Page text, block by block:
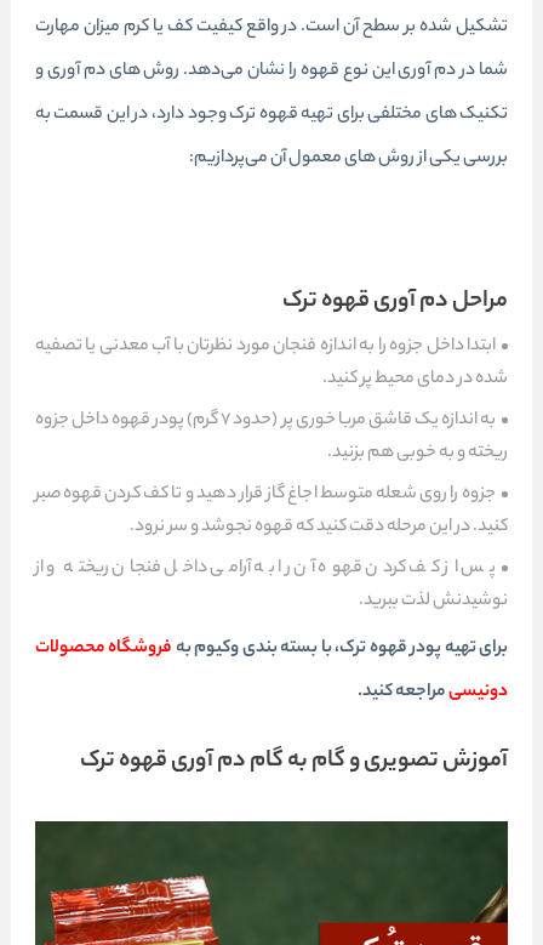
تشکیل شده بر سطح آن است. در واقع کیفیت کف یا کرم میزان مهارت
شما در دم آوری این نوع قهوه را نشان می‌دهد. روش های دم آوری و
تکنیک های مختلفی برای تهیه قهوه ترک وجود دارد، در این قسمت به
بررسی یکی از روش های معمول آن می‌پردازیم:
مراحل دم آوری قهوه ترک
ابتدا داخل جزوه را به اندازه فنجان مورد نظرتان با آب معدنی یا تصفیه
شده در دمای محیط پر کنید.
به اندازه یک قاشق مربا خوری پر (حدود ۷ گرم) پودر قهوه داخل جزوه
ریخته و به خوبی هم بزنید.
جزوه را روی شعله متوسط اجاغ گاز قرار دهید و تا کف کردن قهوه صبر
کنید. در این مرحله دقت کنید که قهوه نجوشد و سر نرود.
پس از کف کردن قهوه آن را به آرامی داخل فنجان ریخته و از
نوشیدنش لذت ببرید.
برای تهیه پودر قهوه ترک، با بسته بندی وکیوم به فروشگاه محصولات
دونیسیمراجعه کنید.
آموزش تصویری و گام به گام دم آوری قهوه ترک